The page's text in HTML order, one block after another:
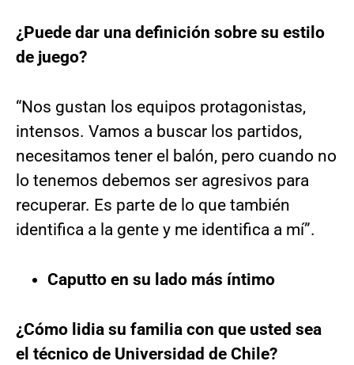
¿Puede dar una definición sobre su estilo
de juego?
“Nos gustan los equipos protagonistas,
intensos. Vamos a buscar los partidos,
necesitamos tener el balón, pero cuando no
lo tenemos debemos ser agresivos para
recuperar. Es parte de lo que también
identifica a la gente y me identifica a mí”.
Caputto en su lado más íntimo
¿Cómo lidia su familia con que usted sea
el técnico de Universidad de Chile?